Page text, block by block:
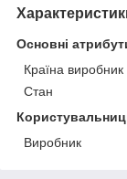
Основні
Країна виробник
Стан
Виробник